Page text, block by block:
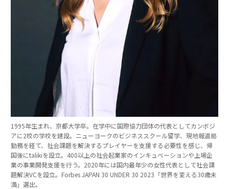
1995年生まれ、京都大学卒。在学中に国際協力団体の代表としてカンボジ
アに2校の学校を建設。ニューヨークのビジネススクール留学、現地報道局
勤務を経て、社会課題を解決するプレイヤーを支援する必要性を感じ、帰
国後にtalikiを設立。400以上の社会起業家のインキュベーションや上場企
業の事業開発支援を行う。2020年には国内最年少の女性代表として社会課
題解決VCを設立。Forbes JAPAN 30 UNDER 30 2023「世界を変える30歳未
満」選出。